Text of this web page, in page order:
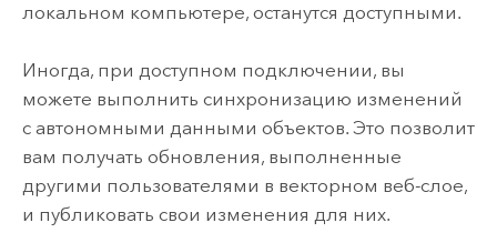
локальном компьютере, останутся доступными.
Иногда, при доступном подключении, вы
можете выполнить синхронизацию изменений
с автономными данными объектов. Это позволит
вам получать обновления, выполненные
другими пользователями в векторном веб-слое,
и публиковать свои изменения для них.